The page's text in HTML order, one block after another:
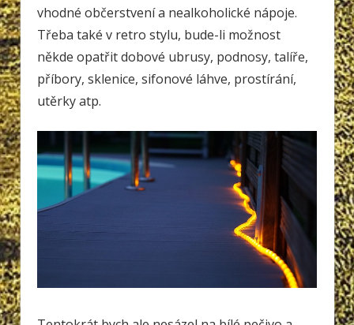
vhodné občerstvení a nealkoholické nápoje.
Třeba také v retro stylu, bude-li možnost
někde opatřit dobové ubrusy, podnosy, talíře,
příbory, sklenice, sifonové láhve, prostírání,
utěrky atp.